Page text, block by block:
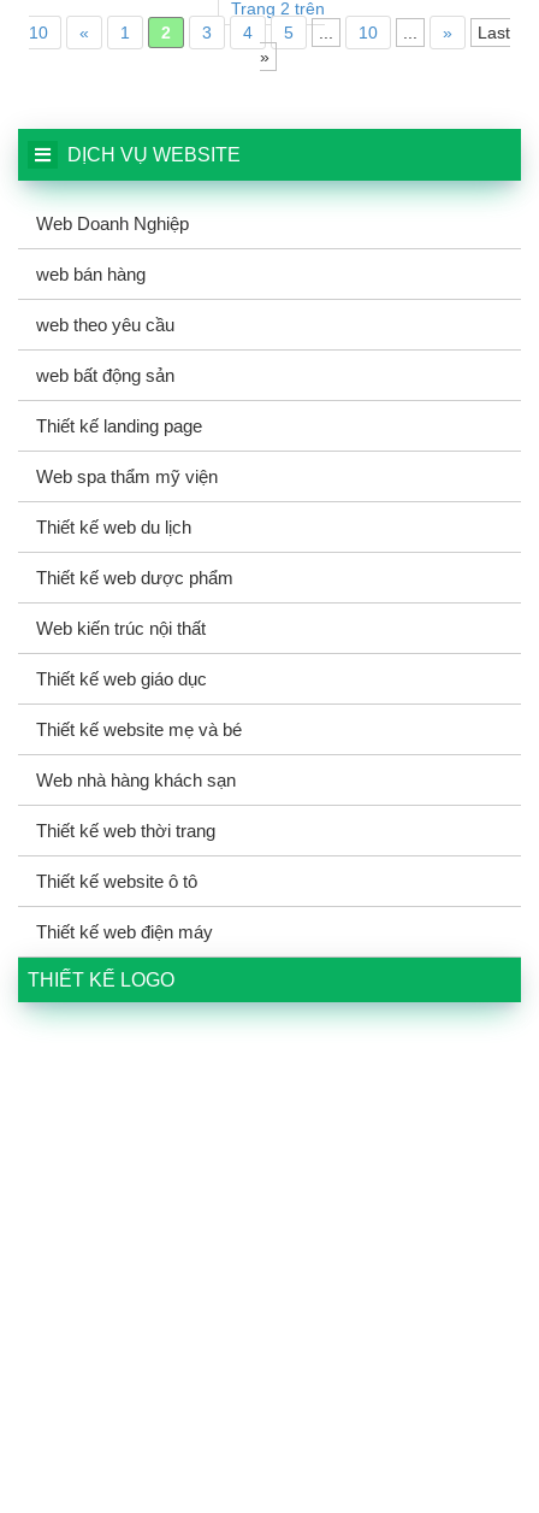
Trang 2 trên
10
« 1 2 3 4 5 ... 10 »
Last
»
DỊCH VỤ WEBSITE
Web Doanh Nghiệp
web bán hàng
web theo yêu cầu
web bất động sản
Thiết kế landing page
Web spa thẩm mỹ viện
Thiết kế web du lịch
Thiết kế web dược phẩm
Web kiến trúc nội thất
Thiết kế web giáo dục
Thiết kế website mẹ và bé
Web nhà hàng khách sạn
Thiết kế web thời trang
Thiết kế website ô tô
Thiết kế web điện máy
THIẾT KẾ LOGO